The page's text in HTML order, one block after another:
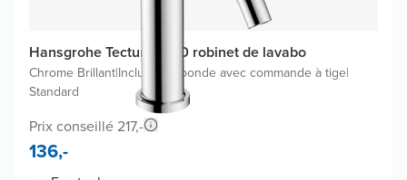
Hansgrohe Tecturis S110 robinet de lavabo
Chrome Brillant|Inclus une bonde avec commande à tige|
Standard
Prix conseillé 217,-
136,-